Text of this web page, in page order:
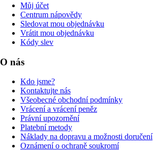
Můj účet
Centrum nápovědy
Sledovat mou objednávku
Vrátit mou objednávku
Kódy slev
O nás
Kdo jsme?
Kontaktujte nás
Všeobecné obchodní podmínky
Vrácení a vrácení peněz
Právní upozornění
Platební metody
Náklady na dopravu a možnosti doručení
Oznámení o ochraně soukromí